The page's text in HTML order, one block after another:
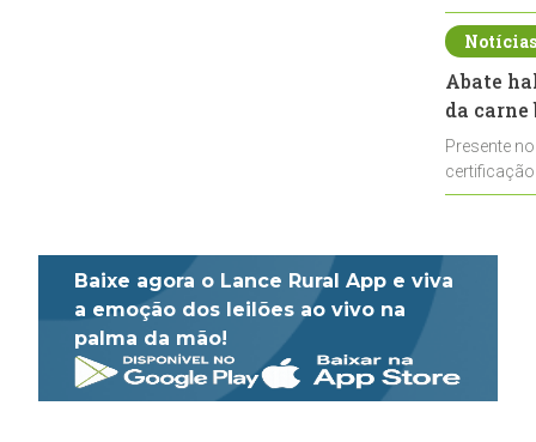
de leite cru
Abate
da
Presente
Baixe agora o Lance Rural App e viva
a emoção dos leilões ao vivo na
palma da mão!